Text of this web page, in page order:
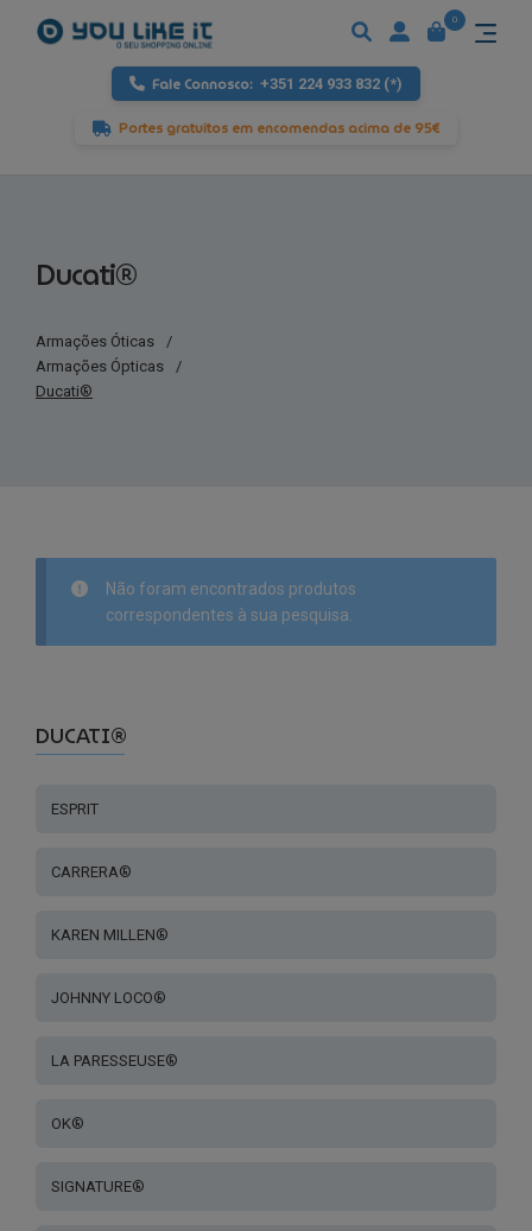
Fale Connosco: +351 224 933 832 (*)
Portes gratuitos em encomendas acima de 95€
0
Ducati®
Armações Óticas
/
Armações Ópticas
/
Ducati®
Não foram encontrados produtos
correspondentes à sua pesquisa.
DUCATI®
ESPRIT
CARRERA®
KAREN MILLEN®
JOHNNY LOCO®
LA PARESSEUSE®
OK®
SIGNATURE®